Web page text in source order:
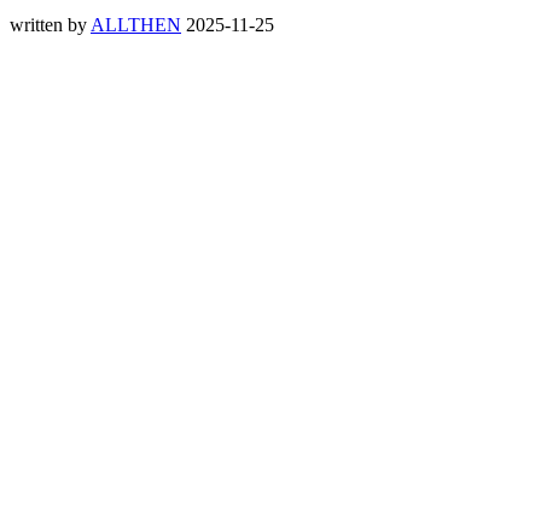
written by ALLTHEN 2025-11-25